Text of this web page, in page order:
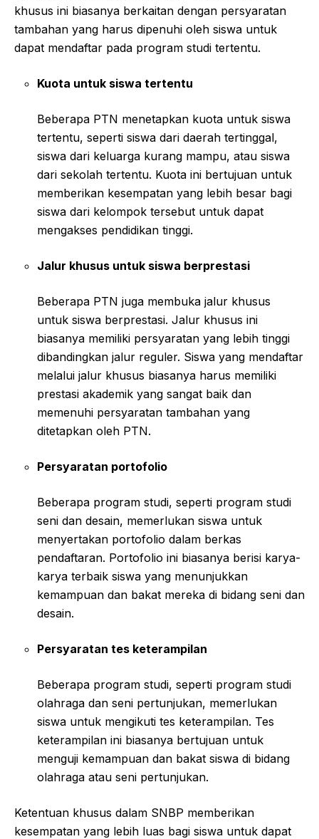
khusus ini biasanya berkaitan dengan persyaratan
tambahan yang harus dipenuhi oleh siswa untuk
dapat mendaftar pada program studi tertentu.
Kuota untuk siswa tertentu
Beberapa PTN menetapkan kuota untuk siswa
tertentu, seperti siswa dari daerah tertinggal,
siswa dari keluarga kurang mampu, atau siswa
dari sekolah tertentu. Kuota ini bertujuan untuk
memberikan kesempatan yang lebih besar bagi
siswa dari kelompok tersebut untuk dapat
mengakses pendidikan tinggi.
Jalur khusus untuk siswa berprestasi
Beberapa PTN juga membuka jalur khusus
untuk siswa berprestasi. Jalur khusus ini
biasanya memiliki persyaratan yang lebih tinggi
dibandingkan jalur reguler. Siswa yang mendaftar
melalui jalur khusus biasanya harus memiliki
prestasi akademik yang sangat baik dan
memenuhi persyaratan tambahan yang
ditetapkan oleh PTN.
Persyaratan portofolio
Beberapa program studi, seperti program studi
seni dan desain, memerlukan siswa untuk
menyertakan portofolio dalam berkas
pendaftaran. Portofolio ini biasanya berisi karya-
karya terbaik siswa yang menunjukkan
kemampuan dan bakat mereka di bidang seni dan
desain.
Persyaratan tes keterampilan
Beberapa program studi, seperti program studi
olahraga dan seni pertunjukan, memerlukan
siswa untuk mengikuti tes keterampilan. Tes
keterampilan ini biasanya bertujuan untuk
menguji kemampuan dan bakat siswa di bidang
olahraga atau seni pertunjukan.
Ketentuan khusus dalam SNBP memberikan
kesempatan yang lebih luas bagi siswa untuk dapat